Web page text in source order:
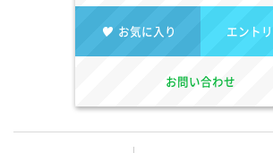
お気に入り エント
お問い合わせ